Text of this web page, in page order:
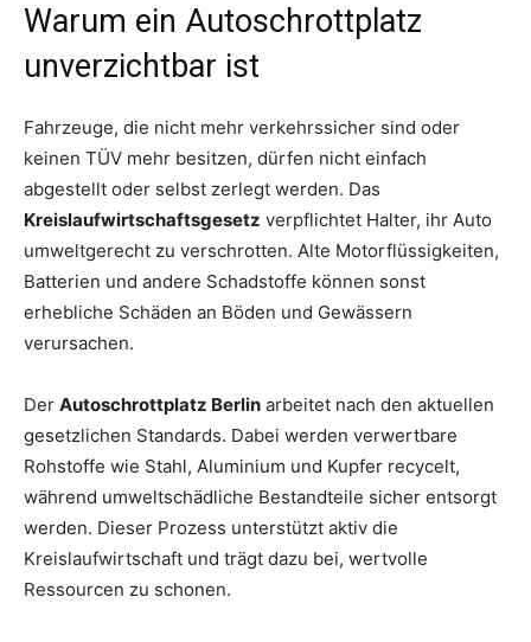
Warum ein Autoschrottplatz
unverzichtbar ist
Fahrzeuge, die nicht mehr verkehrssicher sind oder
keinen TÜV mehr besitzen, dürfen nicht einfach
abgestellt oder selbst zerlegt werden. Das
Kreislaufwirtschaftsgesetz verpflichtet Halter, ihr Auto
umweltgerecht zu verschrotten. Alte Motorflüssigkeiten,
Batterien und andere Schadstoffe können sonst
erhebliche Schäden an Böden und Gewässern
verursachen.
Der Autoschrottplatz Berlin arbeitet nach den aktuellen
gesetzlichen Standards. Dabei werden verwertbare
Rohstoffe wie Stahl, Aluminium und Kupfer recycelt,
während umweltschädliche Bestandteile sicher entsorgt
werden. Dieser Prozess unterstützt aktiv die
Kreislaufwirtschaft und trägt dazu bei, wertvolle
Ressourcen zu schonen.